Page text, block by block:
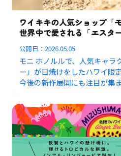
ワイキキの人気ショップ「
世界中で愛される「エスタ
公開日：2026.05.05
モニ ホノルルで、人気キャラ
ー」が日焼けをしたハワイ限
今後の新作展開にも注目が集